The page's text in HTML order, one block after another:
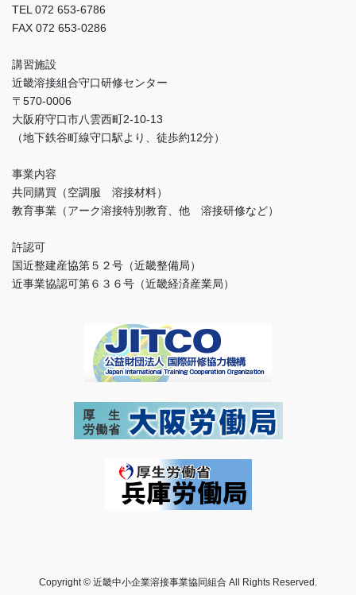
TEL 072 653-6786
FAX 072 653-0286
講習施設
近畿溶接組合守口研修センター
〒570-0006
大阪府守口市八雲西町2-10-13
（地下鉄谷町線守口駅より、徒歩約12分）
事業内容
共同購買（空調服 溶接材料）
教育事業（アーク溶接特別教育、他 溶接研修など）
許認可
国近整建産協第５２号（近畿整備局）
近事業協認可第６３６号（近畿経済産業局）
Copyright © 近畿中小企業溶接事業協同組合 All Rights Reserved.